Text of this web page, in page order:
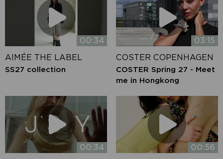
00:34
AIMÉE THE LABEL
SS27 collection
03:15
COSTER COPENHAGEN
COSTER Spring 27 - Meet
me in Hongkong
00:34
00:56